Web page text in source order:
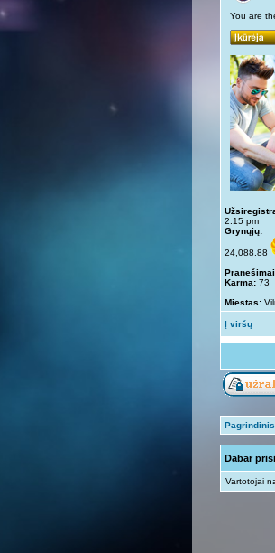
You are
2:15 pm
Grynųjų:
24,088.88
Karma: 73
Miestas:
Į viršų
Dabar
Vartotojai